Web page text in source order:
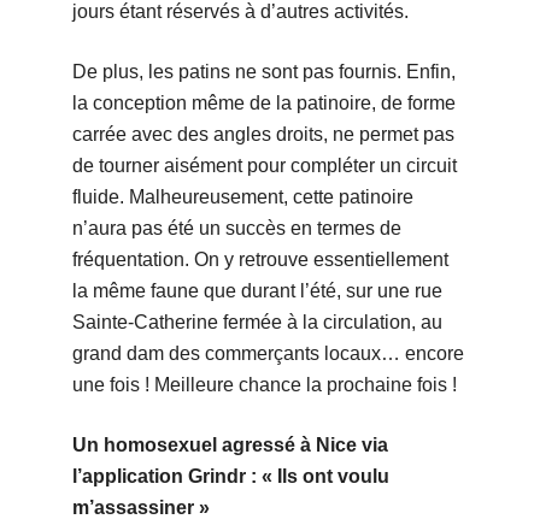
jours étant réservés à d’autres activités.
De plus, les patins ne sont pas fournis. Enfin,
la conception même de la patinoire, de forme
carrée avec des angles droits, ne permet pas
de tourner aisément pour compléter un circuit
fluide. Malheureusement, cette patinoire
n’aura pas été un succès en termes de
fréquentation. On y retrouve essentiellement
la même faune que durant l’été, sur une rue
Sainte-Catherine fermée à la circulation, au
grand dam des commerçants locaux… encore
une fois ! Meilleure chance la prochaine fois !
Un homosexuel agressé à Nice via
l’application Grindr : « Ils ont voulu
m’assassiner »